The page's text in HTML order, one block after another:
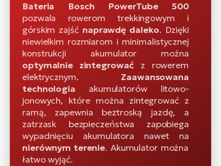
Bateria Bosch PowerTube 500
pozwala rowerom trekkingowym i
górskim zajść naprawdę daleko. Dzięki
niewielkim rozmiarom i minimalistycznej
konstrukcji akumulator można
optymalnie zintegrować z rowerem
elektrycznym. Zaawansowana
technologia akumulatorów litowo-
jonowych, które można zintegrować z
ramą, zapewnia beztroską jazdę, a
zatrzask bezpieczeństwa zapobiega
wypadnięciu akumulatora nawet na
nierównym terenie. Akumulator można
łatwo wyjąć.